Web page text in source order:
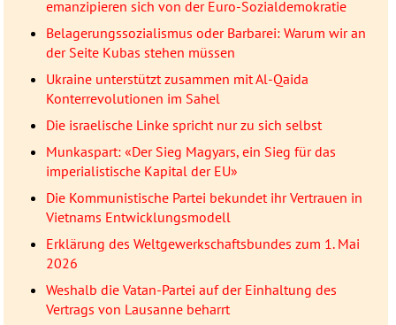
emanzipieren sich von der Euro-Sozialdemokratie
Belagerungssozialismus oder Barbarei: Warum wir an
der Seite Kubas stehen müssen
Ukraine unterstützt zusammen mit Al-Qaida
Konterrevolutionen im Sahel
Die israelische Linke spricht nur zu sich selbst
Munkaspart: «Der Sieg Magyars, ein Sieg für das
imperialistische Kapital der EU»
Die Kommunistische Partei bekundet ihr Vertrauen in
Vietnams Entwicklungsmodell
Erklärung des Weltgewerkschaftsbundes zum 1. Mai
2026
Weshalb die Vatan-Partei auf der Einhaltung des
Vertrags von Lausanne beharrt